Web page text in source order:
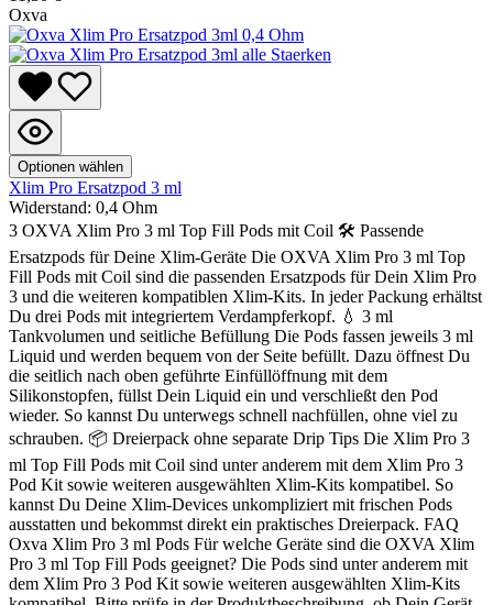
Oxva
Optionen wählen
Xlim Pro Ersatzpod 3 ml
Widerstand: 0,4 Ohm
3 OXVA Xlim Pro 3 ml Top Fill Pods mit Coil 🛠️ Passende
Ersatzpods für Deine Xlim-Geräte Die OXVA Xlim Pro 3 ml Top
Fill Pods mit Coil sind die passenden Ersatzpods für Dein Xlim Pro
3 und die weiteren kompatiblen Xlim-Kits. In jeder Packung erhältst
Du drei Pods mit integriertem Verdampferkopf. 💧 3 ml
Tankvolumen und seitliche Befüllung Die Pods fassen jeweils 3 ml
Liquid und werden bequem von der Seite befüllt. Dazu öffnest Du
die seitlich nach oben geführte Einfüllöffnung mit dem
Silikonstopfen, füllst Dein Liquid ein und verschließt den Pod
wieder. So kannst Du unterwegs schnell nachfüllen, ohne viel zu
schrauben. 📦 Dreierpack ohne separate Drip Tips Die Xlim Pro 3
ml Top Fill Pods mit Coil sind unter anderem mit dem Xlim Pro 3
Pod Kit sowie weiteren ausgewählten Xlim-Kits kompatibel. So
kannst Du Deine Xlim-Devices unkompliziert mit frischen Pods
ausstatten und bekommst direkt ein praktisches Dreierpack. FAQ
Oxva Xlim Pro 3 ml Pods Für welche Geräte sind die OXVA Xlim
Pro 3 ml Top Fill Pods geeignet? Die Pods sind unter anderem mit
dem Xlim Pro 3 Pod Kit sowie weiteren ausgewählten Xlim-Kits